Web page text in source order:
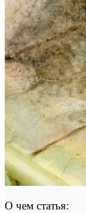
О чем статья: